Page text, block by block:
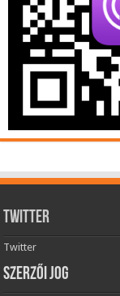
Twitter
Twitter
Szerzői jog